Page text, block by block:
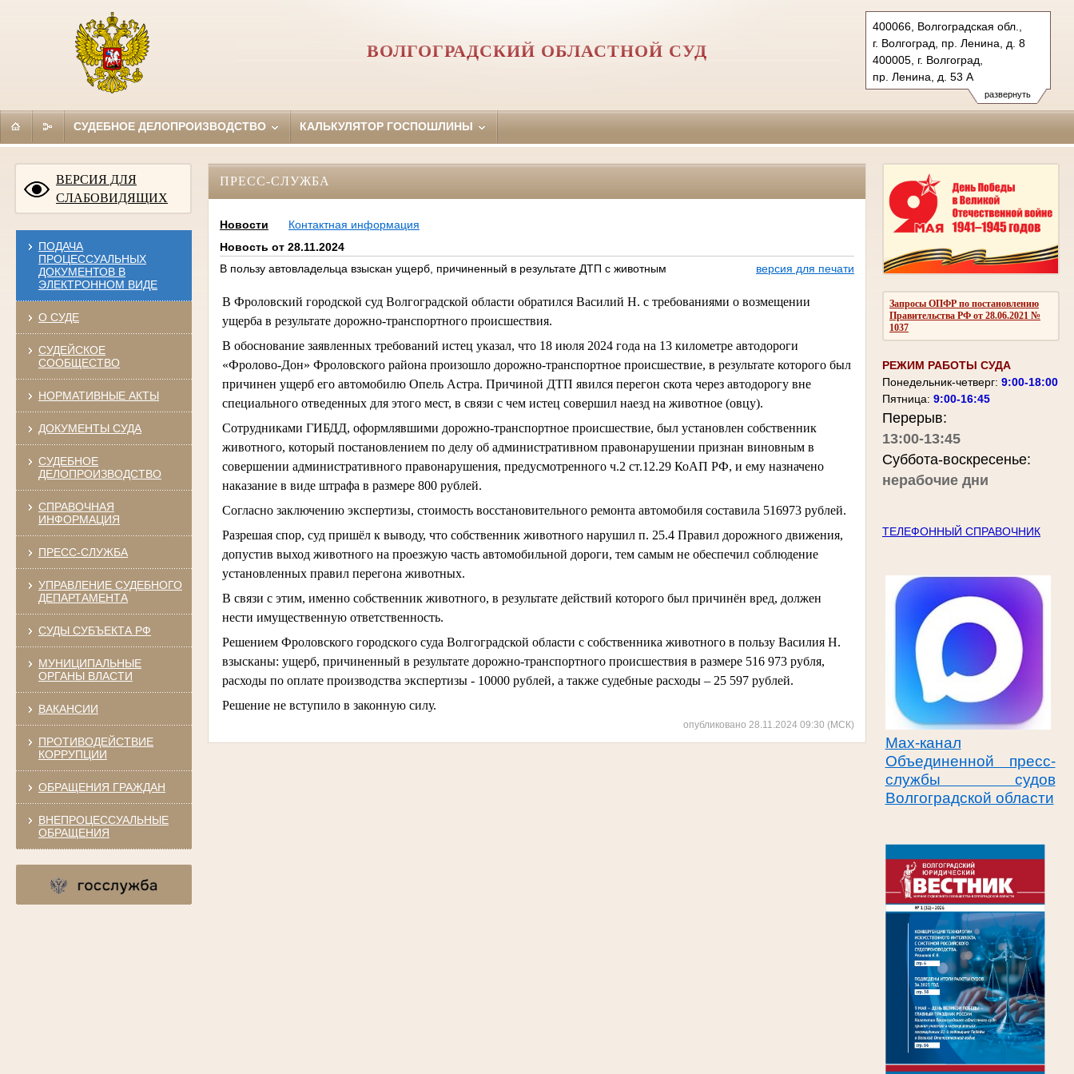
развернуть
400066, Волгоградская обл.,
г. Волгоград, пр. Ленина, д. 8
400005, г. Волгоград,
пр. Ленина, д. 53 А
Тел.: (8442) 38-21-98, 23-87-44
oblsud.vol@sudrf.ru
ВОЛГОГРАДСКИЙ ОБЛАСТНОЙ СУД
СУДЕБНОЕ ДЕЛОПРОИЗВОДСТВО КАЛЬКУЛЯТОР ГОСПОШЛИНЫ
ВЕРСИЯ ДЛЯ
СЛАБОВИДЯЩИХ
ПОДАЧА
ПРОЦЕССУАЛЬНЫХ
ДОКУМЕНТОВ В
ЭЛЕКТРОННОМ ВИДЕ
О СУДЕ
СУДЕЙСКОЕ
СООБЩЕСТВО
НОРМАТИВНЫЕ АКТЫ
ДОКУМЕНТЫ СУДА
СУДЕБНОЕ
ДЕЛОПРОИЗВОДСТВО
СПРАВОЧНАЯ
ИНФОРМАЦИЯ
ПРЕСС-СЛУЖБА
УПРАВЛЕНИЕ СУДЕБНОГО
ДЕПАРТАМЕНТА
СУДЫ СУБЪЕКТА РФ
МУНИЦИПАЛЬНЫЕ
ОРГАНЫ ВЛАСТИ
ВАКАНСИИ
ПРОТИВОДЕЙСТВИЕ
КОРРУПЦИИ
ОБРАЩЕНИЯ ГРАЖДАН
ВНЕПРОЦЕССУАЛЬНЫЕ
ОБРАЩЕНИЯ
Запросы ОПФР по постановлению
Правительства РФ от 28.06.2021 №
1037
РЕЖИМ РАБОТЫ СУДА
Понедельник-четверг: 9:00-18:00
Пятница: 9:00-16:45
Перерыв:
13:00-13:45
Суббота-воскресенье:
нерабочие дни
ТЕЛЕФОННЫЙ СПРАВОЧНИК
Max-канал
Объединенной пресс-
службы судов
Волгоградской области
ПРЕСС-СЛУЖБА
Новости
Контактная информация
Новость от 28.11.2024
В пользу автовладельца взыскан ущерб, причиненный в результате ДТП с животным
версия для печати
В Фроловский городской суд Волгоградской области обратился Василий Н. с требованиями о возмещении
ущерба в результате дорожно-транспортного происшествия.
В обоснование заявленных требований истец указал, что 18 июля 2024 года на 13 километре автодороги
«Фролово-Дон» Фроловского района произошло дорожно-транспортное происшествие, в результате которого был
причинен ущерб его автомобилю Опель Астра. Причиной ДТП явился перегон скота через автодорогу вне
специального отведенных для этого мест, в связи с чем истец совершил наезд на животное (овцу).
Сотрудниками ГИБДД, оформлявшими дорожно-транспортное происшествие, был установлен собственник
животного, который постановлением по делу об административном правонарушении признан виновным в
совершении административного правонарушения, предусмотренного ч.2 ст.12.29 КоАП РФ, и ему назначено
наказание в виде штрафа в размере 800 рублей.
Согласно заключению экспертизы, стоимость восстановительного ремонта автомобиля составила 516973 рублей.
Разрешая спор, суд пришёл к выводу, что собственник животного нарушил п. 25.4 Правил дорожного движения,
допустив выход животного на проезжую часть автомобильной дороги, тем самым не обеспечил соблюдение
установленных правил перегона животных.
В связи с этим, именно собственник животного, в результате действий которого был причинён вред, должен
нести имущественную ответственность.
Решением Фроловского городского суда Волгоградской области с собственника животного в пользу Василия Н.
взысканы: ущерб, причиненный в результате дорожно-транспортного происшествия в размере 516 973 рубля,
расходы по оплате производства экспертизы - 10000 рублей, а также судебные расходы – 25 597 рублей.
Решение не вступило в законную силу.
опубликовано 28.11.2024 09:30 (МСК)